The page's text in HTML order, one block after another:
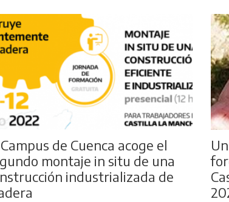
de Cuenca acoge el
montaje in situ de una
industrializada de